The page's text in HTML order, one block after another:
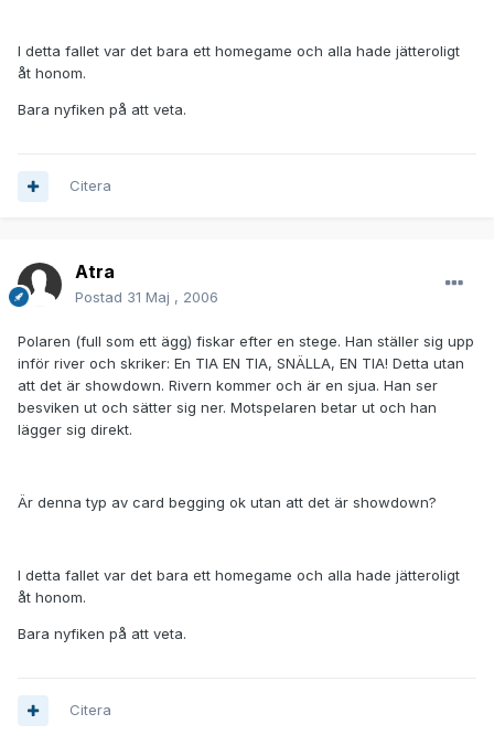
I detta fallet var det bara ett homegame och alla hade jätteroligt
åt honom.
Bara nyfiken på att veta.
Citera
Atra
Postad 31 Maj , 2006
Polaren (full som ett ägg) fiskar efter en stege. Han ställer sig upp
inför river och skriker: En TIA EN TIA, SNÄLLA, EN TIA! Detta utan
att det är showdown. Rivern kommer och är en sjua. Han ser
besviken ut och sätter sig ner. Motspelaren betar ut och han
lägger sig direkt.
Är denna typ av card begging ok utan att det är showdown?
I detta fallet var det bara ett homegame och alla hade jätteroligt
åt honom.
Bara nyfiken på att veta.
Citera